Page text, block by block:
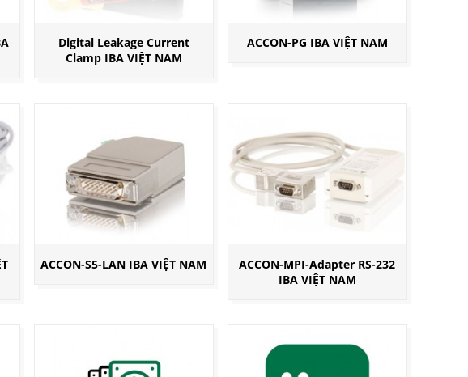
Digital Leakage Current
Clamp IBA VIỆT NAM
ACCON-PG IBA VIỆT NAM
ACCON-S5-LAN IBA VIỆT NAM
ACCON-MPI-Adapter RS-232
IBA VIỆT NAM